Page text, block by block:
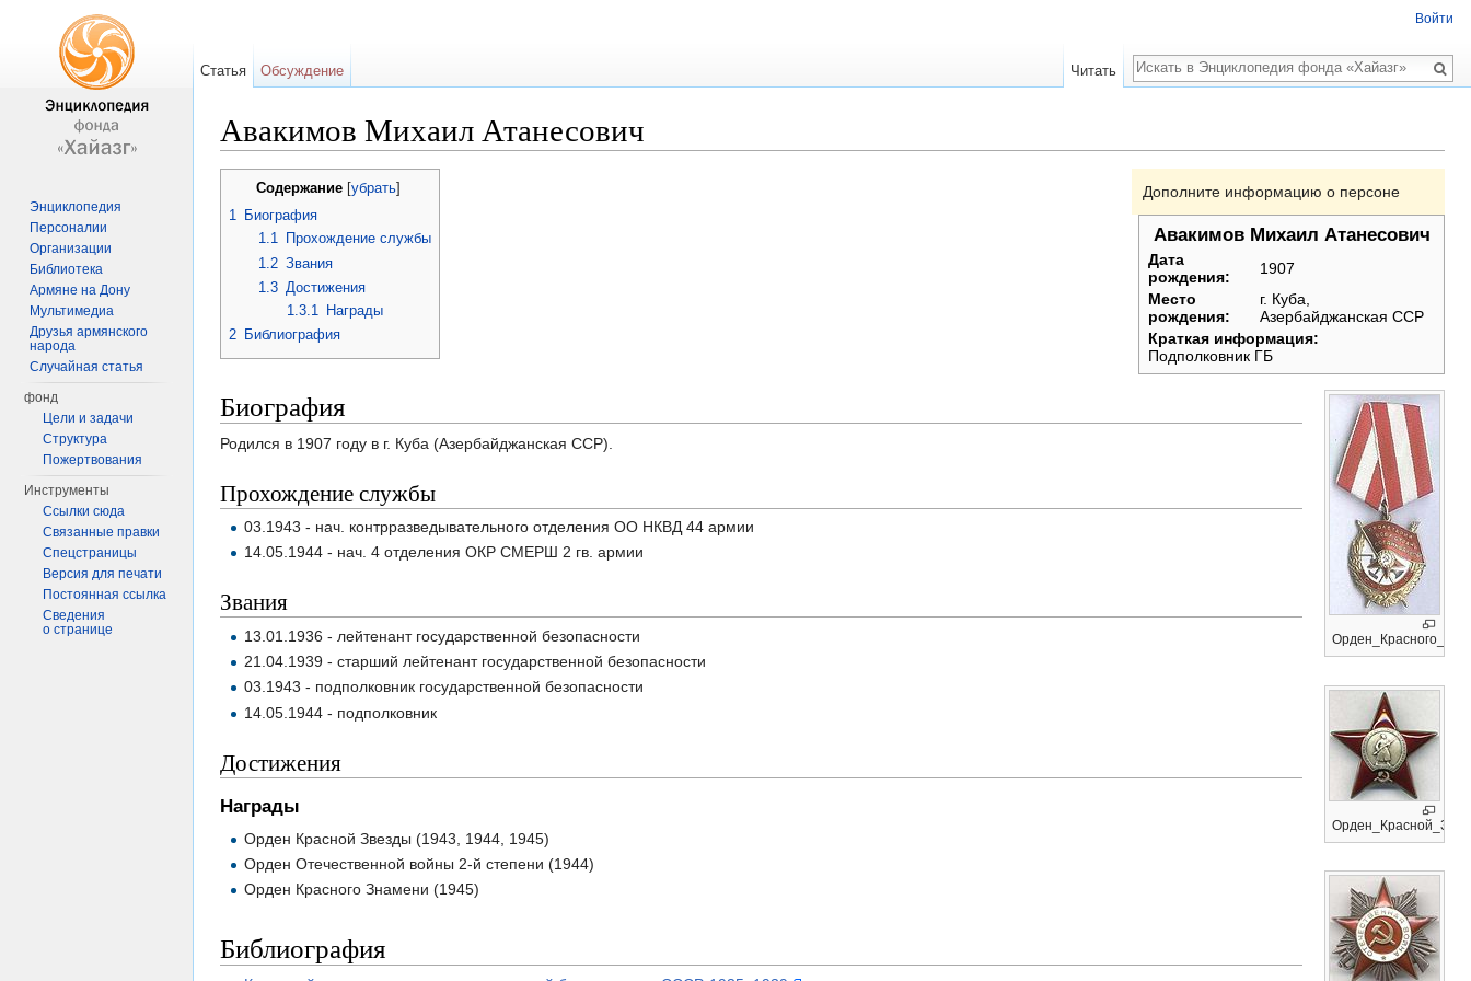
Авакимов Михаил Атанесович
Дополните информацию о персоне
Авакимов Михаил Атанесович
Дата
рождения:
1907
Место
рождения:
г. Куба,
Азербайджанская ССР
Краткая информация:
Подполковник ГБ
Содержание[ убрать]
1 Биография
1.1
Прохождение службы
1.2 Звания
1.3 Достижения
1.3.1 Награды
2 Библиография
Биография
Родился в 1907 году в г. Куба (Азербайджанская ССР).
Прохождение службы
03.1943 - нач. контрразведывательного отделения ОО НКВД 44 армии
14.05.1944 - нач. 4 отделения ОКР СМЕРШ 2 гв. армии
Звания
13.01.1936 - лейтенант государственной безопасности
21.04.1939 - старший лейтенант государственной безопасности
03.1943 - подполковник государственной безопасности
14.05.1944 - подполковник
Достижения
Награды
Орден Красной Звезды (1943, 1944, 1945)
Орден Отечественной войны 2-й степени (1944)
Орден Красного Знамени (1945)
Библиография
Войти
Статья Обсуждение Читать
Поиск
Энциклопедия
Персоналии
Организации
Библиотека
Армяне на Дону
Мультимедиа
Друзья армянского
народа
Случайная статья
фонд
Цели и задачи
Структура
Пожертвования
Инструменты
Ссылки сюда
Связанные правки
Спецстраницы
Версия для печати
Постоянная ссылка
Сведения
о странице